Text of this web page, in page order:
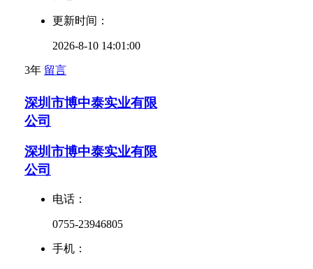
更新时间：
2026-8-10 14:01:00
3年 留言
深圳市博中泰实业有限
公司
深圳市博中泰实业有限
公司
电话：
0755-23946805
手机：